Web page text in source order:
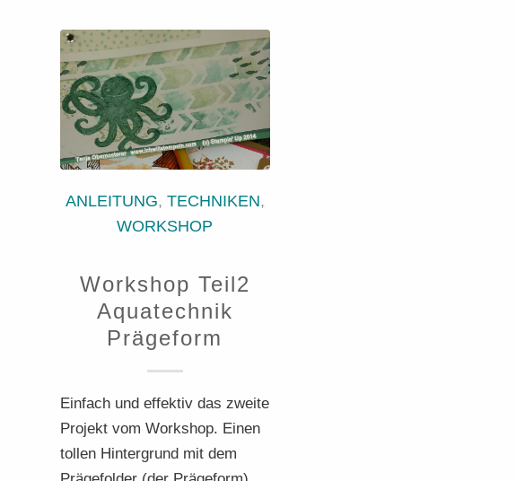
ANLEITUNG, TECHNIKEN,
WORKSHOP
Workshop Teil2
Aquatechnik
Prägeform
Einfach und effektiv das zweite
Projekt vom Workshop. Einen
tollen Hintergrund mit dem